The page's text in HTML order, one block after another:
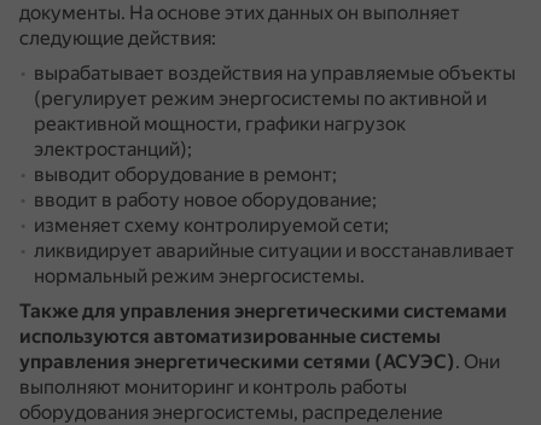
документы. На основе этих данных он выполняет
следующие действия:
вырабатывает воздействия на управляемые объекты
(регулирует режим энергосистемы по активной и
реактивной мощности, графики нагрузок
электростанций);
выводит оборудование в ремонт;
вводит в работу новое оборудование;
изменяет схему контролируемой сети;
ликвидирует аварийные ситуации и восстанавливает
нормальный режим энергосистемы.
Также для управления энергетическими системами
используются автоматизированные системы
управления энергетическими сетями (АСУЭС). Они
выполняют мониторинг и контроль работы
оборудования энергосистемы, распределение